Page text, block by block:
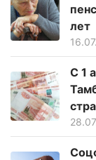
лет
С 1